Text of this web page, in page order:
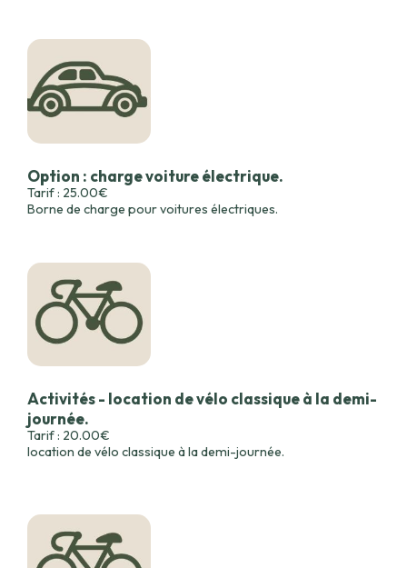
Option : charge voiture électrique.
Tarif : 25.00€
Borne de charge pour voitures électriques.
Activités - location de vélo classique à la demi-
journée.
Tarif : 20.00€
location de vélo classique à la demi-journée.